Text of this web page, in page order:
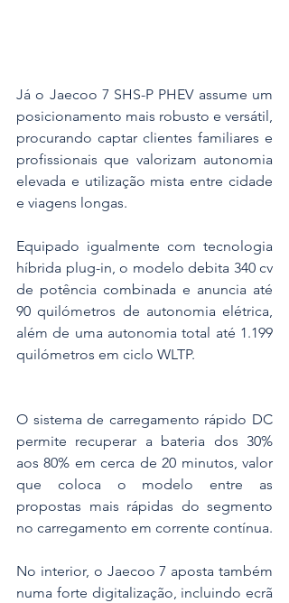
Já o Jaecoo 7 SHS-P PHEV assume um
posicionamento mais robusto e versátil,
procurando captar clientes familiares e
profissionais que valorizam autonomia
elevada e utilização mista entre cidade
e viagens longas.
Equipado igualmente com tecnologia
híbrida plug-in, o modelo debita 340 cv
de potência combinada e anuncia até
90 quilómetros de autonomia elétrica,
além de uma autonomia total até 1.199
quilómetros em ciclo WLTP.
O sistema de carregamento rápido DC
permite recuperar a bateria dos 30%
aos 80% em cerca de 20 minutos, valor
que coloca o modelo entre as
propostas mais rápidas do segmento
no carregamento em corrente contínua.
No interior, o Jaecoo 7 aposta também
numa forte digitalização, incluindo ecrã